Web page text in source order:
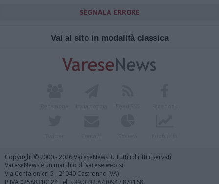
SEGNALA ERRORE
Vai al sito in modalità classica
Copyright © 2000 - 2026 VareseNews.it. Tutti i diritti riservati
VareseNews è un marchio di Varese web srl
Via Confalonieri 5 - 21040 Castronno (VA)
P.IVA 02588310124 Tel. +39.0332.873094 / 873168